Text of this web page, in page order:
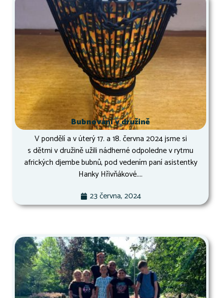
Bubnování v družině
V pondělí a v úterý 17. a 18. června 2024 jsme si
s dětmi v družině užili nádherné odpoledne v rytmu
afrických djembe bubnů, pod vedením paní asistentky
Hanky Hřivňákové....
23 června, 2024